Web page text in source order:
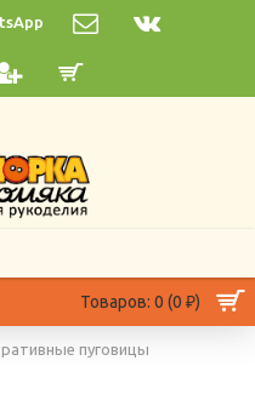
Товаров: 0 (0 ₽)
пуговицы